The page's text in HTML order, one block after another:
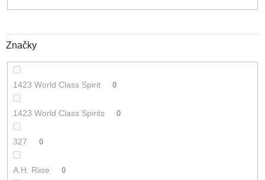
Značky
1423 World Class Spirit 0
1423 World Class Spirits 0
327 0
A.H. Riise 0